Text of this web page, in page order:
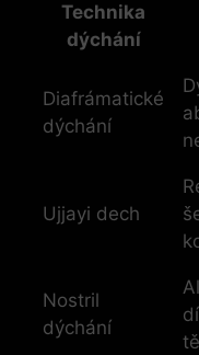
Technika
dýchání
Diafrámatické
dýchání
Ujjayi dech
Nostril⁢
dýchání